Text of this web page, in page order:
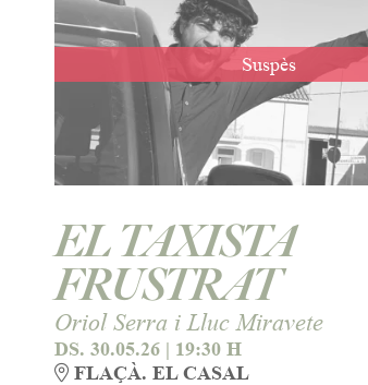
Suspès
EL TAXISTA
FRUSTRAT
Oriol Serra i Lluc Miravete
DS. 30.05.26 | 19:30 H
FLAÇÀ. EL CASAL